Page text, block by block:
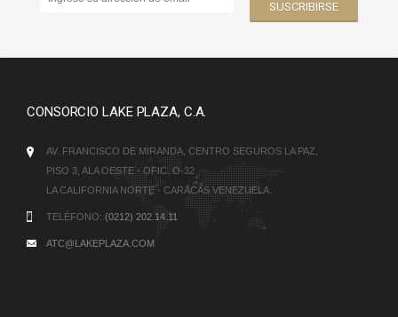
CONSORCIO LAKE PLAZA, C.A.
AV. FRANCISCO DE MIRANDA, CENTRO SEGUROS LA PAZ,
PISO 3, ALA OESTE - OFIC. O-32
LA CALIFORNIA NORTE - CARACAS VENEZUELA.
TELÉFONO: (0212) 202.14.11
ATC@LAKEPLAZA.COM